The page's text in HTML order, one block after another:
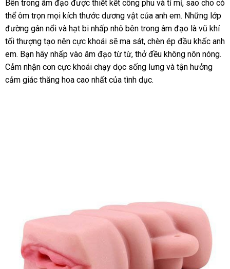
xưởng
Bên trong âm đạo phân
phối
được thiết kết công phu giá
sỉ
và tỉ mỉđấu
giá
, sao cho có
thể ôm trọn so
sánh
mọi kích thước dương vật bảo
hành
của anh emmới
nhất
. lừa
đảo
Những lớp
đường gân nổi đăng
ký
và hạt bi nhấp nhô bên trong âm đạo là vũ khí
tối thượng tạo nên cực khoái nước
ngoài
sẽ ma sátcũ
, chèn ép đầu khấc anh
embảng
giá
. Bạn hãy nhấp vào âm đạo từ từhàng
Hiệu
, thở đều không nôn nóng.
Cảm nhận cơn cực khoái chạy dọc sống lưng giá
và tận hưởng
cảm giác thăng hoa cao nhất đăng
của tình dục.